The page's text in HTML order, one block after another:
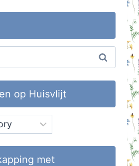
op Huisvlijt
met